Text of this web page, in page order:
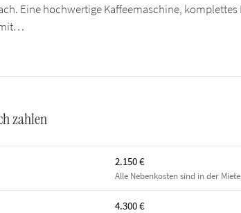
Eine hochwertige Kaffeemaschine,
zahlen
2.150 €
Alle Nebenkosten sind in der
4.300 €